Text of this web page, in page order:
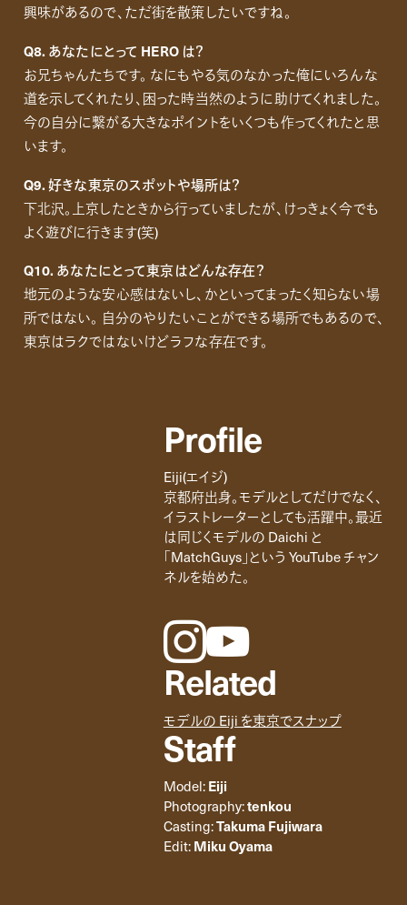
興味があるので、ただ街を散策したいですね。
Q8. あなたにとって HERO は？
お兄ちゃんたちです。 なにもやる気のなかった俺にいろんな
道を示してくれたり、困った時当然のように助けてくれました。
今の自分に繋がる大きなポイントをいくつも作ってくれたと思
います。
Q9. 好きな東京のスポットや場所は？
下北沢。上京したときから行っていましたが、けっきょく今でも
よく遊びに行きます(笑)
Q10. あなたにとって東京はどんな存在？
地元のような安心感はないし、かといってまったく知らない場
所ではない。 自分のやりたいことができる場所でもあるので、
東京はラクではないけどラフな存在です。
Profile
Eiji(エイジ)
京都府出身。モデルとしてだけでなく、
イラストレーターとしても活躍中。最近
は同じくモデルの Daichi と
「MatchGuys」という YouTube チャン
ネルを始めた。
instagramyoutube
Related
モデルの Eiji を東京でスナップ
Staff
Model:Eiji
Photography:tenkou
Casting:Takuma Fujiwara
Edit:Miku Oyama